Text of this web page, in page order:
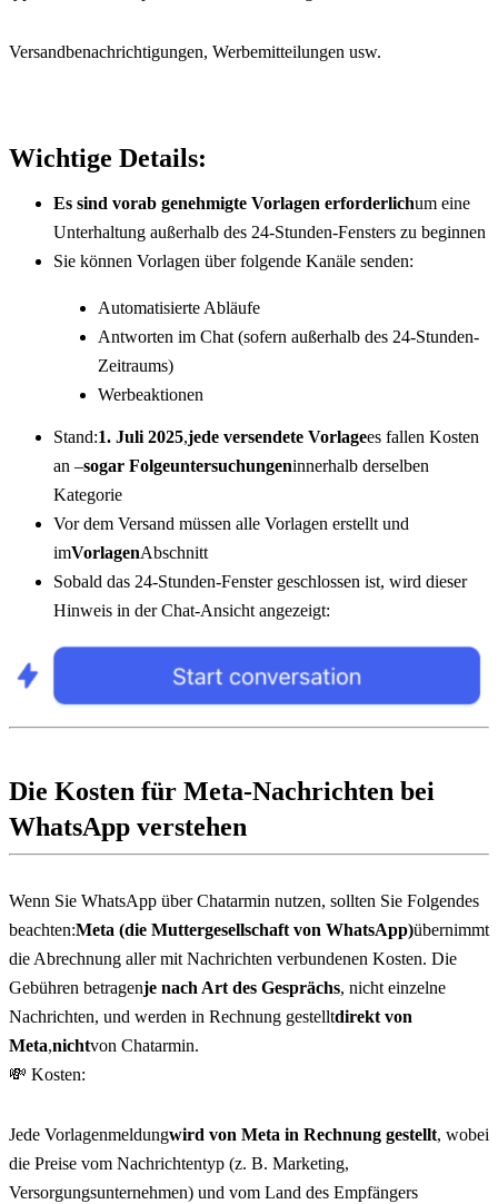
Versandbenachrichtigungen, Werbemitteilungen usw.
Wichtige Details:
Es sind vorab genehmigte Vorlagen erforderlichum eine
Unterhaltung außerhalb des 24-Stunden-Fensters zu beginnen
Sie können Vorlagen über folgende Kanäle senden:
Automatisierte Abläufe
Antworten im Chat (sofern außerhalb des 24-Stunden-
Zeitraums)
Werbeaktionen
Stand:1. Juli 2025,jede versendete Vorlagees fallen Kosten
an –sogar Folgeuntersuchungeninnerhalb derselben
Kategorie
Vor dem Versand müssen alle Vorlagen erstellt und
imVorlagenAbschnitt
Sobald das 24-Stunden-Fenster geschlossen ist, wird dieser
Hinweis in der Chat-Ansicht angezeigt:
Die Kosten für Meta-Nachrichten bei
WhatsApp verstehen
Wenn Sie WhatsApp über Chatarmin nutzen, sollten Sie Folgendes
beachten:Meta (die Muttergesellschaft von WhatsApp)übernimmt
die Abrechnung aller mit Nachrichten verbundenen Kosten. Die
Gebühren betragenje nach Art des Gesprächs, nicht einzelne
Nachrichten, und werden in Rechnung gestelltdirekt von
Meta,nichtvon Chatarmin.
💸 Kosten:
Jede Vorlagenmeldungwird von Meta in Rechnung gestellt, wobei
die Preise vom Nachrichtentyp (z. B. Marketing,
Versorgungsunternehmen) und vom Land des Empfängers